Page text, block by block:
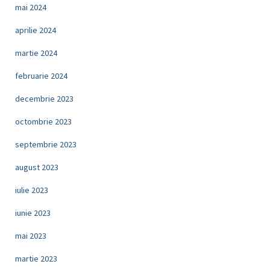
mai 2024
aprilie 2024
martie 2024
februarie 2024
decembrie 2023
octombrie 2023
septembrie 2023
august 2023
iulie 2023
iunie 2023
mai 2023
martie 2023